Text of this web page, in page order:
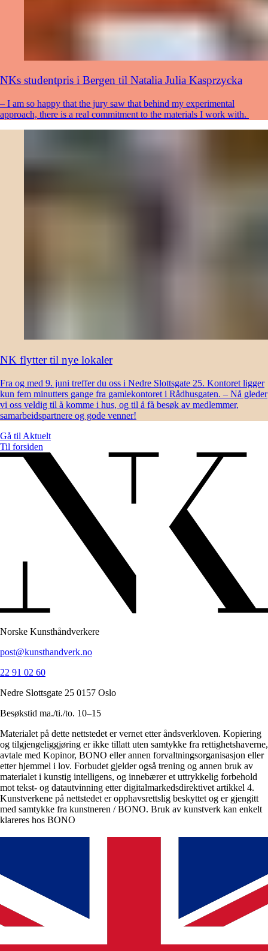
NKs studentpris i Bergen til Natalia Julia Kasprzycka
– I am so happy that the jury saw that behind my experimental
approach, there is a real commitment to the materials I work with.
NK flytter til nye lokaler
Fra og med 9. juni treffer du oss i Nedre Slottsgate 25. Kontoret ligger
kun fem minutters gange fra gamlekontoret i Rådhusgaten. – Nå gleder
vi oss veldig til å komme i hus, og til å få besøk av medlemmer,
samarbeidspartnere og gode venner!
Gå til Aktuelt
Til forsiden
Norske Kunsthåndverkere
post@kunsthandverk.no
22 91 02 60
Nedre Slottsgate 25 0157 Oslo
Besøkstid ma./ti./to. 10–15
Materialet på dette nettstedet er vernet etter åndsverkloven. Kopiering
og tilgjengeliggjøring er ikke tillatt uten samtykke fra rettighetshaverne,
avtale med Kopinor, BONO eller annen forvaltningsorganisasjon eller
etter hjemmel i lov. Forbudet gjelder også trening og annen bruk av
materialet i kunstig intelligens, og innebærer et uttrykkelig forbehold
mot tekst- og datautvinning etter digitalmarkedsdirektivet artikkel 4.
Kunstverkene på nettstedet er opphavsrettslig beskyttet og er gjengitt
med samtykke fra kunstneren / BONO. Bruk av kunstverk kan enkelt
klareres hos BONO